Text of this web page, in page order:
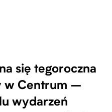
się tegoroczna
w Centrum –
wydarzeń